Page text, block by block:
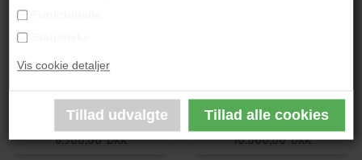
Vis cookie detaljer
Lisbeth van Deurs
6.500,00 DKK
Lisbeth van Deurs
10.000,00 DKK